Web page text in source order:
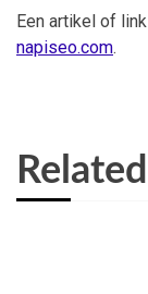
Een artikel of
napiseo.com.